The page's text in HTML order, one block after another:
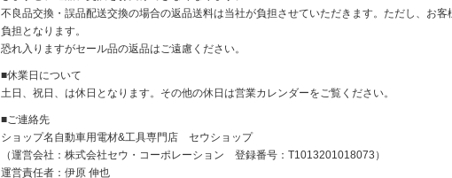
不良品交換・誤品配送交換の場合の返品送料は当社が負担させていただきます。ただし、お
負担となります。
恐れ入りますがセール品の返品はご遠慮ください。
■休業日について
土日、祝日、は休日となります。その他の休日は営業カレンダーをご覧ください。
■ご連絡先
ショップ名自動車用電材&工具専門店 セウショップ
（運営会社：株式会社セウ・コーポレーション 登録番号：T1013201018073）
運営責任者：伊原 伸也